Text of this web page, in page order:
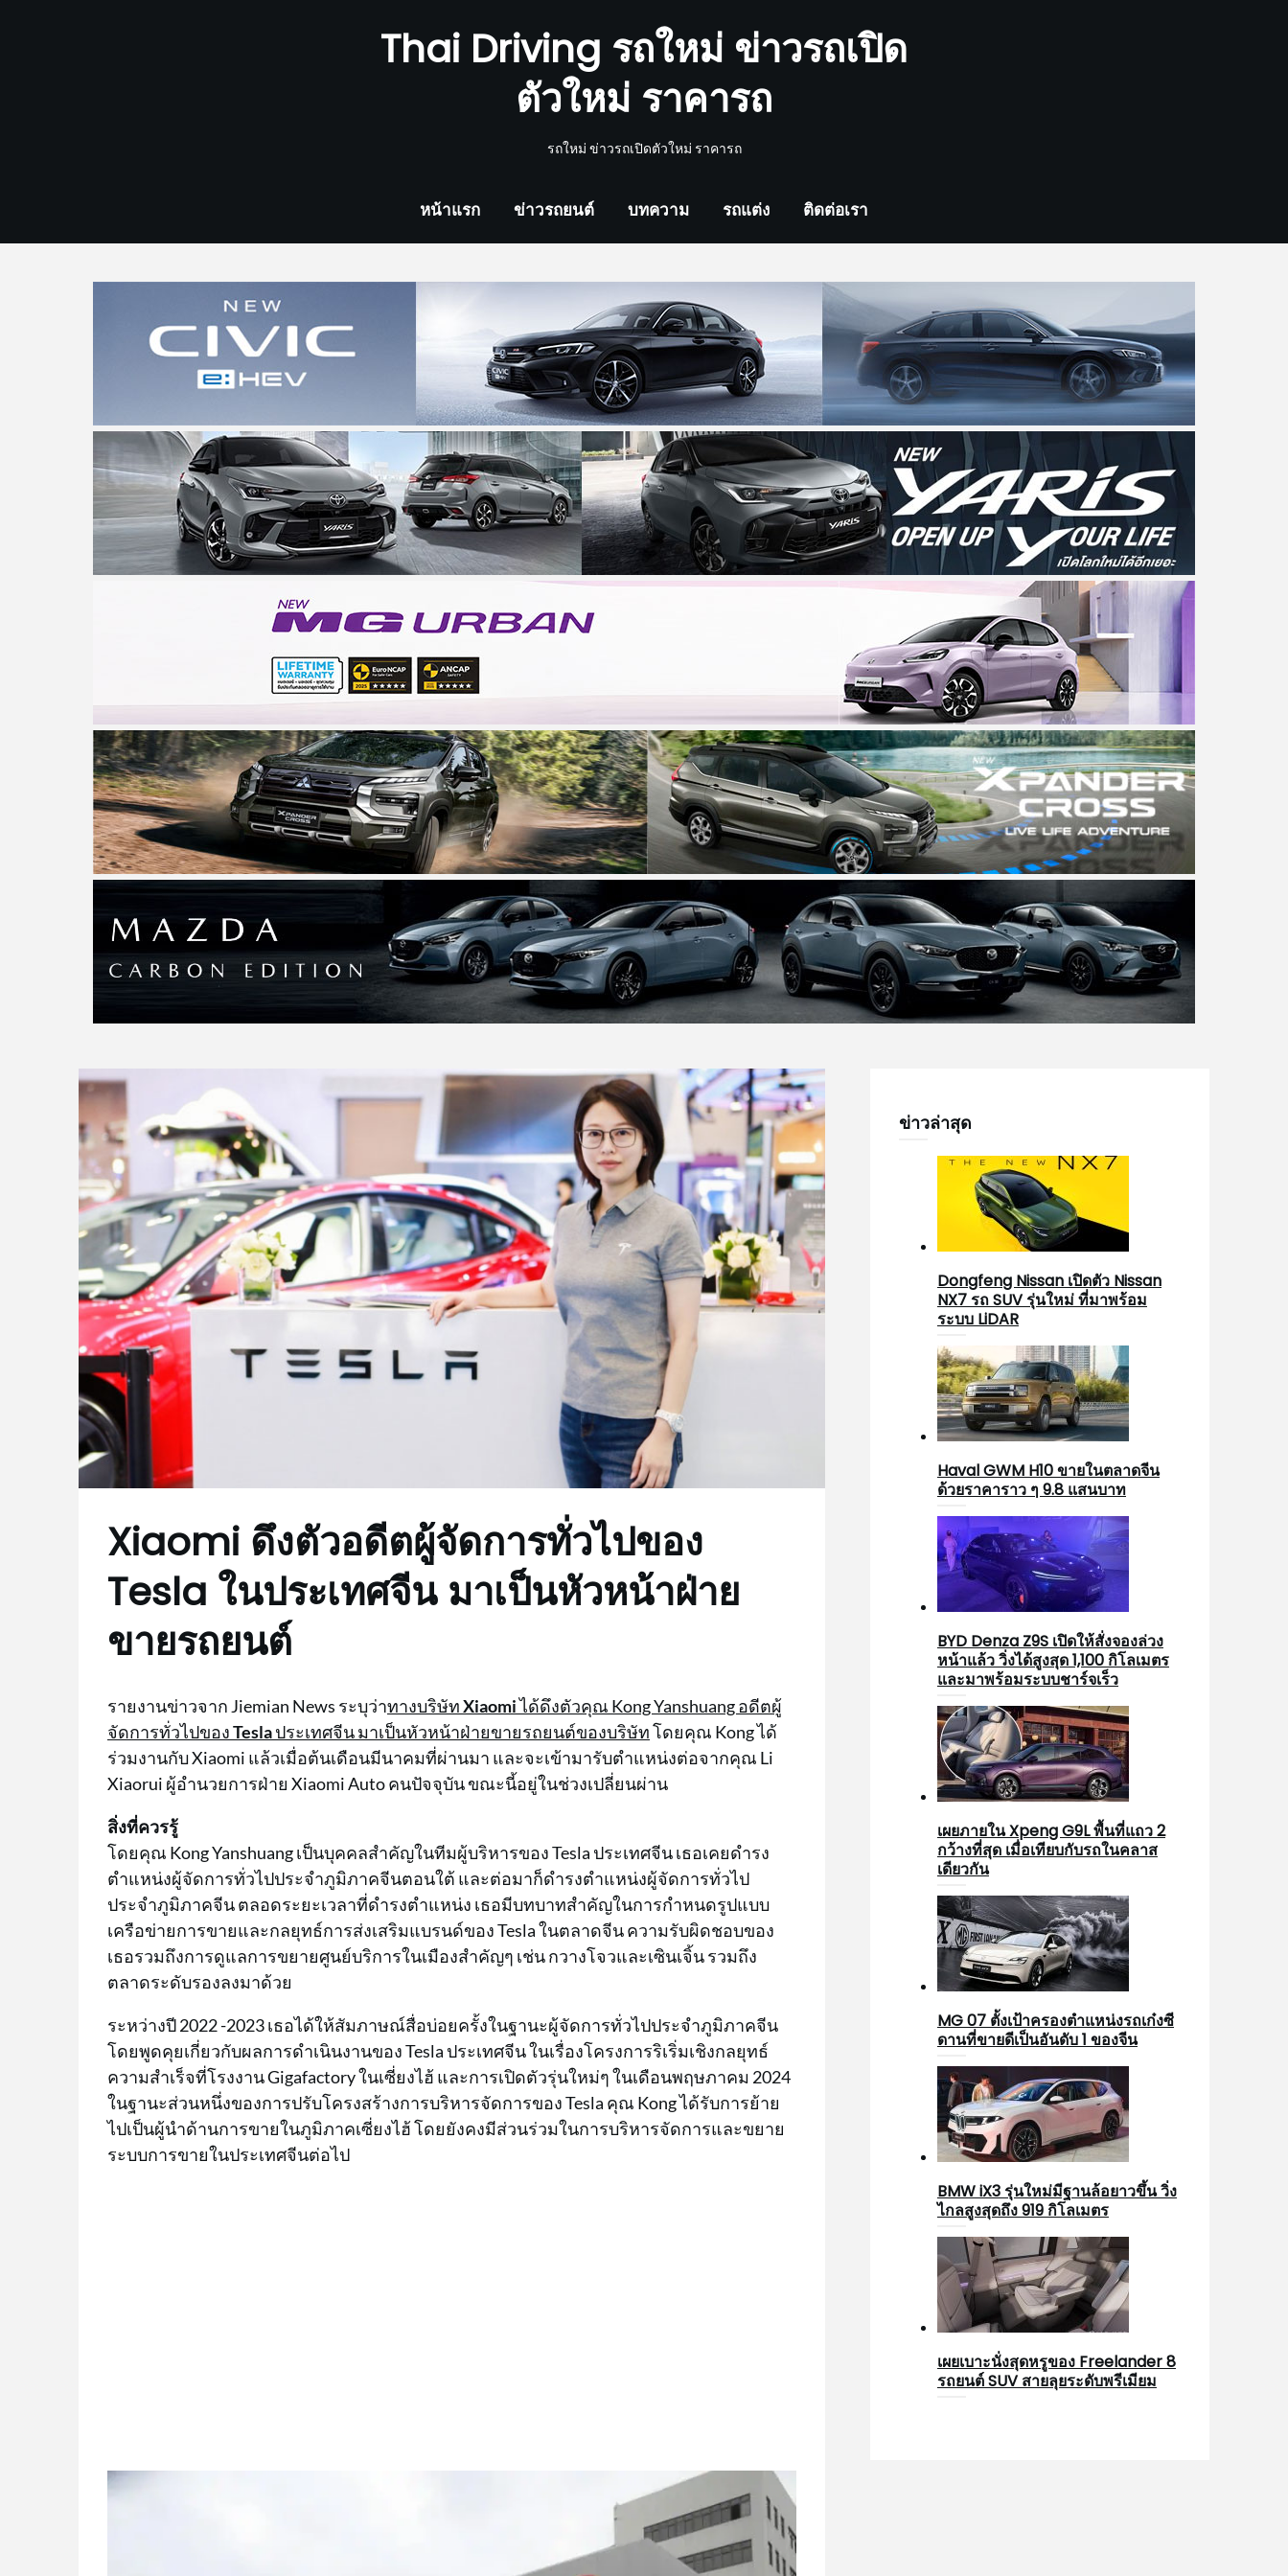
Thai Driving รถใหม่ ข่าวรถเปิด
ตัวใหม่ ราคารถ
รถใหม่ ข่าวรถเปิดตัวใหม่ ราคารถ
หน้าแรก ข่าวรถยนต์ บทความ รถแต่ง ติดต่อเรา
Xiaomi ดึงตัวอดีตผู้จัดการทั่วไปของ
Tesla ในประเทศจีน มาเป็นหัวหน้าฝ่าย
ขายรถยนต์
รายงานข่าวจาก Jiemian News ระบุว่าทางบริษัทXiaomiได้ดึงตัวคุณ Kong Yanshuang อดีตผู้
จัดการทั่วไปของTeslaประเทศจีน มาเป็นหัวหน้าฝ่ายขายรถยนต์ของบริษัทโดยคุณ Kong ได้
ร่วมงานกับ Xiaomi แล้วเมื่อต้นเดือนมีนาคมที่ผ่านมา และจะเข้ามารับตำแหน่งต่อจากคุณ Li
Xiaorui ผู้อำนวยการฝ่าย Xiaomi Auto คนปัจจุบัน ขณะนี้อยู่ในช่วงเปลี่ยนผ่าน
สิ่งที่ควรรู้
โดยคุณ Kong Yanshuang เป็นบุคคลสำคัญในทีมผู้บริหารของ Tesla ประเทศจีน เธอเคยดำรง
ตำแหน่งผู้จัดการทั่วไปประจำภูมิภาคจีนตอนใต้ และต่อมาก็ดำรงตำแหน่งผู้จัดการทั่วไป
ประจำภูมิภาคจีน ตลอดระยะเวลาที่ดำรงตำแหน่ง เธอมีบทบาทสำคัญในการกำหนดรูปแบบ
เครือข่ายการขายและกลยุทธ์การส่งเสริมแบรนด์ของ Tesla ในตลาดจีน ความรับผิดชอบของ
เธอรวมถึงการดูแลการขยายศูนย์บริการในเมืองสำคัญๆ เช่น กวางโจวและเซินเจิ้น รวมถึง
ตลาดระดับรองลงมาด้วย
ระหว่างปี 2022 -2023 เธอได้ให้สัมภาษณ์สื่อบ่อยครั้งในฐานะผู้จัดการทั่วไปประจำภูมิภาคจีน
โดยพูดคุยเกี่ยวกับผลการดำเนินงานของ Tesla ประเทศจีน ในเรื่องโครงการริเริ่มเชิงกลยุทธ์
ความสำเร็จที่โรงงาน Gigafactory ในเซี่ยงไฮ้ และการเปิดตัวรุ่นใหม่ๆ ในเดือนพฤษภาคม 2024
ในฐานะส่วนหนึ่งของการปรับโครงสร้างการบริหารจัดการของ Tesla คุณ Kong ได้รับการย้าย
ไปเป็นผู้นำด้านการขายในภูมิภาคเซี่ยงไฮ้ โดยยังคงมีส่วนร่วมในการบริหารจัดการและขยาย
ระบบการขายในประเทศจีนต่อไป
ข่าวล่าสุด
Dongfeng Nissan เปิดตัว Nissan
NX7 รถ SUV รุ่นใหม่ ที่มาพร้อม
ระบบ LiDAR
Haval GWM H10 ขายในตลาดจีน
ด้วยราคาราว ๆ 9.8 แสนบาท
BYD Denza Z9S เปิดให้สั่งจองล่วง
หน้าแล้ว วิ่งได้สูงสุด 1,100 กิโลเมตร
และมาพร้อมระบบชาร์จเร็ว
เผยภายใน Xpeng G9L พื้นที่แถว 2
กว้างที่สุด เมื่อเทียบกับรถในคลาส
เดียวกัน
MG 07 ตั้งเป้าครองตำแหน่งรถเก๋งซี
ดานที่ขายดีเป็นอันดับ 1 ของจีน
BMW iX3 รุ่นใหม่มีฐานล้อยาวขึ้น วิ่ง
ไกลสูงสุดถึง 919 กิโลเมตร
เผยเบาะนั่งสุดหรูของ Freelander 8
รถยนต์ SUV สายลุยระดับพรีเมียม